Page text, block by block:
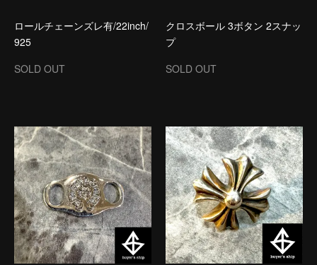
ロールチェーンズレ有/22inch/
925
SOLD OUT
クロスボール 3ボタン 2スナッ
プ
SOLD OUT